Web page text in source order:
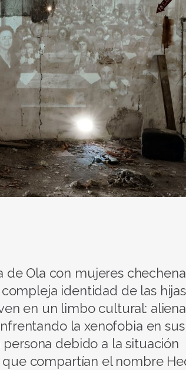
Ola con mujeres
identidad de las
en un limbo cultural:
la xenofobia en sus
debido a la situación
compartían el nombre